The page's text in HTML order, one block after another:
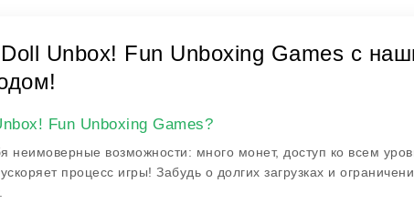
Unbox! Fun Unboxing Games с
Fun Unboxing Games?
неимоверные возможности: много монет, доступ ко всем
процесс игры! Забудь о долгих загрузках и